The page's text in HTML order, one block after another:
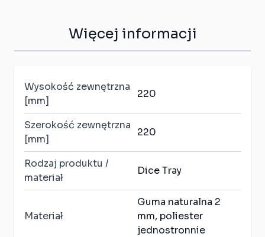
Więcej informacji
Wysokość zewnętrzna
[mm]
220
Szerokość zewnętrzna
[mm]
220
Rodzaj produktu /
materiał
Dice Tray
Materiał
Guma naturalna 2
mm, poliester
jednostronnie